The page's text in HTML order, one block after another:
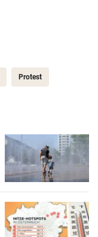
Protest